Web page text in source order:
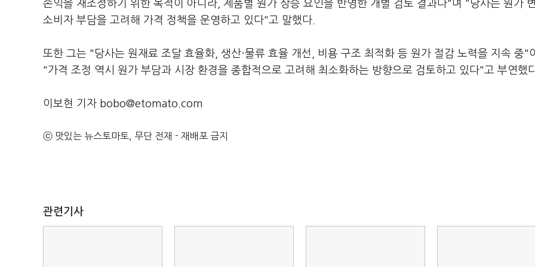
손익을 재조정하기 위한 목적이 아니라, 제품별 원가 상승 요인을 반영한 개별 검토 결과다"며 "당사는 원가
소비자 부담을 고려해 가격 정책을 운영하고 있다"고 말했다.
또한 그는 "당사는 원재료 조달 효율화, 생산·물류 효율 개선, 비용 구조 최적화 등 원가 절감 노력을 지속 중"
"가격 조정 역시 원가 부담과 시장 환경을 종합적으로 고려해 최소화하는 방향으로 검토하고 있다"고 부연했
이보현 기자 bobo@etomato.com
ⓒ 맛있는 뉴스토마토, 무단 전재 - 재배포 금지
관련기사